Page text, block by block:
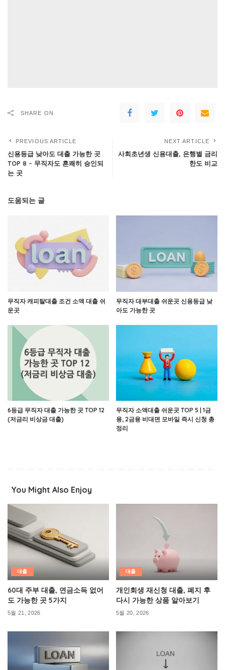
SHARE ON
PREVIOUS ARTICLE
신용등급 낮아도 대출 가능한 곳
TOP 8 – 무직자도 흔쾌히 승인되
는 곳
NEXT ARTICLE
사회초년생 신용대출, 은행별 금리
한도 비교
도움되는 글
무직자 캐피탈대출 조건 소액 대출 쉬
운곳
무직자 대부대출 쉬운곳 신용등급 낮
아도 가능한 곳
6등급 무직자 대출 가능한 곳 TOP 12
(저금리 비상금 대출)
무직자 소액대출 쉬운곳 TOP 5 | 1금
융, 2금융 비대면 모바일 즉시 신청 총
정리
You Might Also Enjoy
대출
60대 주부 대출, 연금소득 없어
도 가능한 곳 5가지
5월 21, 2026
대출
개인회생 재신청 대출, 폐지 후
다시 가능한 상품 알아보기
5월 20, 2026